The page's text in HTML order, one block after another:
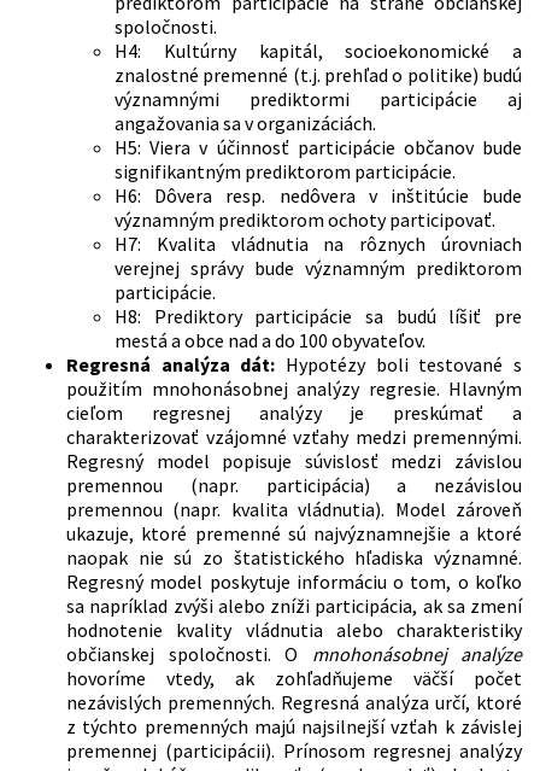
spoločnosti.
H4: Kultúrny kapitál, socioekonomické a
znalostné premenné (t.j. prehľad o politike) budú
významnými prediktormi participácie aj
angažovania sa v organizáciách.
H5: Viera v účinnosť participácie občanov bude
signifikantným prediktorom participácie.
H6: Dôvera resp. nedôvera v inštitúcie bude
významným prediktorom ochoty participovať.
H7: Kvalita vládnutia na rôznych úrovniach
verejnej správy bude významným prediktorom
participácie.
H8: Prediktory participácie sa budú líšiť pre
mestá a obce nad a do 100 obyvateľov.
Regresná analýza dát: Hypotézy boli testované s
použitím mnohonásobnej analýzy regresie. Hlavným
cieľom regresnej analýzy je preskúmať a
charakterizovať vzájomné vzťahy medzi premennými.
Regresný model popisuje súvislosť medzi závislou
premennou (napr. participácia) a nezávislou
premennou (napr. kvalita vládnutia). Model zároveň
ukazuje, ktoré premenné sú najvýznamnejšie a ktoré
naopak nie sú zo štatistického hľadiska významné.
Regresný model poskytuje informáciu o tom, o koľko
sa napríklad zvýši alebo zníži participácia, ak sa zmení
hodnotenie kvality vládnutia alebo charakteristiky
občianskej spoločnosti. O mnohonásobnej analýze
hovoríme vtedy, ak zohľadňujeme väčší počet
nezávislých premenných. Regresná analýza určí, ktoré
z týchto premenných majú najsilnejší vzťah k závislej
premennej (participácii). Prínosom regresnej analýzy